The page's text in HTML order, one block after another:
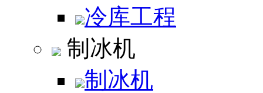
冷库工程
制冰机
制冰机